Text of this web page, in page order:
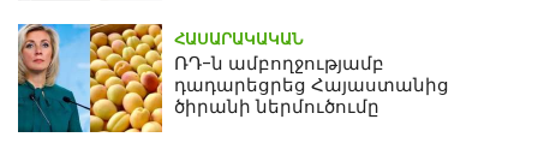
ՀԱՍԱՐԱԿԱԿԱՆ
ՌԴ-ն ամբողջությամբ
դադարեցրեց Հայաստանից
ծիրանի ներմուծումը